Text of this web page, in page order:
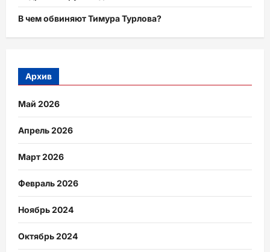
В чем обвиняют Тимура Турлова?
Архив
Май 2026
Апрель 2026
Март 2026
Февраль 2026
Ноябрь 2024
Октябрь 2024